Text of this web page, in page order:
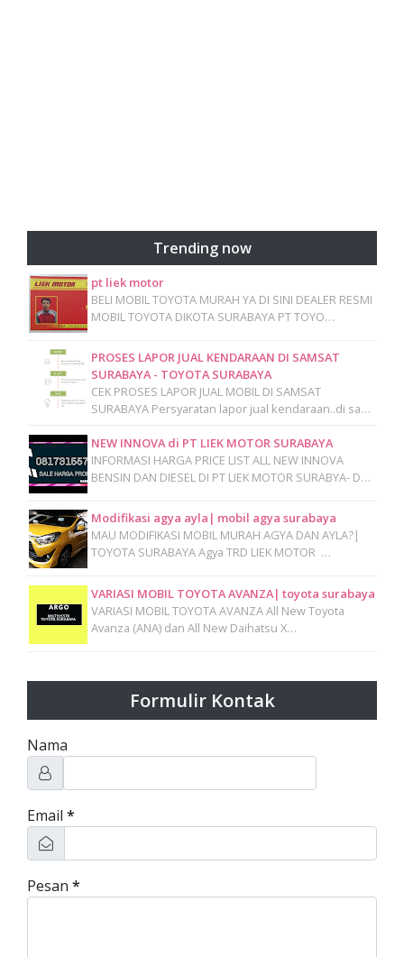
Trending now
pt liek motor
BELI MOBIL TOYOTA MURAH YA DI SINI DEALER RESMI
MOBIL TOYOTA DIKOTA SURABAYA PT TOYO…
PROSES LAPOR JUAL KENDARAAN DI SAMSAT
SURABAYA - TOYOTA SURABAYA
CEK PROSES LAPOR JUAL MOBIL DI SAMSAT
SURABAYA Persyaratan lapor jual kendaraan..di sa…
NEW INNOVA di PT LIEK MOTOR SURABAYA
INFORMASI HARGA PRICE LIST ALL NEW INNOVA
BENSIN DAN DIESEL DI PT LIEK MOTOR SURABYA- D…
Modifikasi agya ayla| mobil agya surabaya
MAU MODIFIKASI MOBIL MURAH AGYA DAN AYLA?|
TOYOTA SURABAYA Agya TRD LIEK MOTOR …
VARIASI MOBIL TOYOTA AVANZA| toyota surabaya
VARIASI MOBIL TOYOTA AVANZA All New Toyota
Avanza (ANA) dan All New Daihatsu X…
Formulir Kontak
Nama
Email *
Pesan *